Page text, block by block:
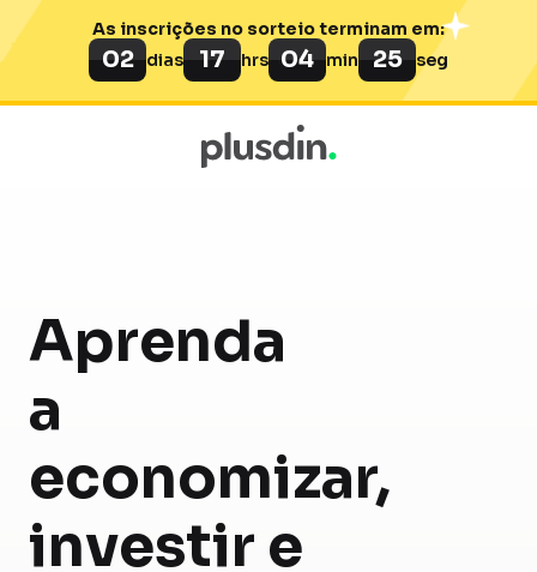
As inscrições no sorteio terminam em:
02 dias 17 hrs 04 min 24 seg
Aprenda
a
economizar,
investir e